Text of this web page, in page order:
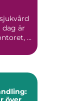
dag är
...